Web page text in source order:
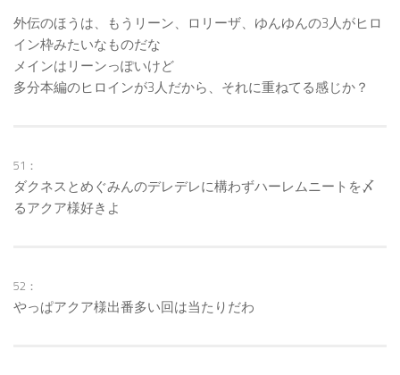
外伝のほうは、もうリーン、ロリーザ、ゆんゆんの3人がヒロ
イン枠みたいなものだな
メインはリーンっぽいけど
多分本編のヒロインが3人だから、それに重ねてる感じか？
51：
ダクネスとめぐみんのデレデレに構わずハーレムニートを〆
るアクア様好きよ
52：
やっぱアクア様出番多い回は当たりだわ